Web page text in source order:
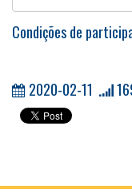
Condições de
2020-02-11